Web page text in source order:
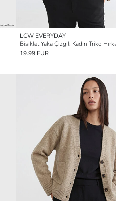
LCW EVERYDAY
Bisiklet Yaka Çizgili Kadın Triko
19.99 EUR